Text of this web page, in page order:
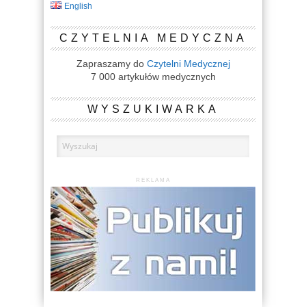
English
CZYTELNIA MEDYCZNA
Zapraszamy do Czytelni Medycznej
7 000 artykułów medycznych
WYSZUKIWARKA
REKLAMA